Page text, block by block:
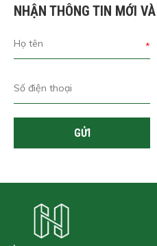
NHẬN THÔNG TIN MỚI
*
GỬI